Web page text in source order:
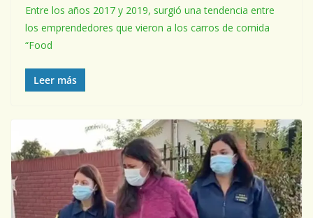
Entre los años 2017 y 2019, surgió una tendencia entre
los emprendedores que vieron a los carros de comida
“Food
Leer más